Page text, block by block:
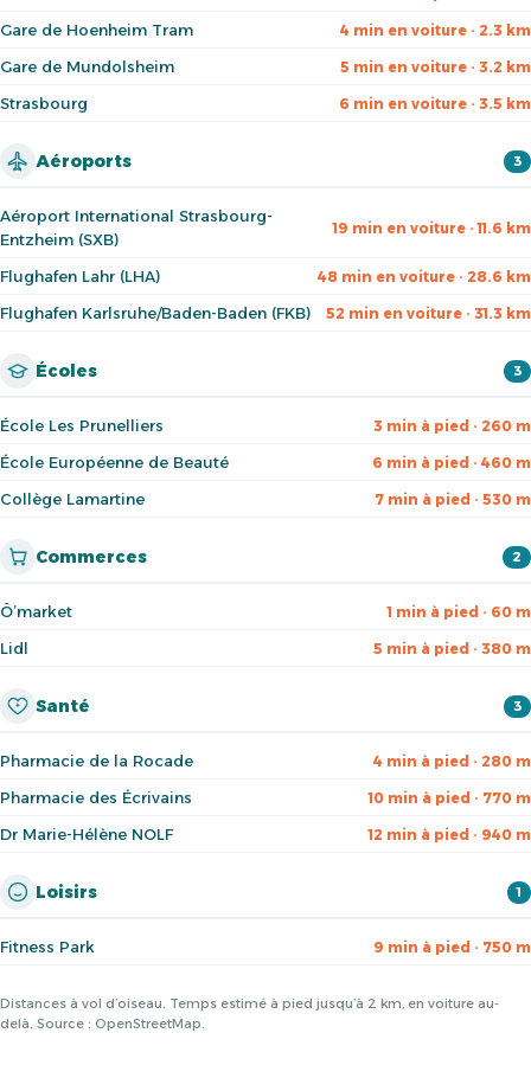
Gare de Hoenheim Tram 4 min en voiture · 2.3 km
Gare de Mundolsheim 5 min en voiture · 3.2 km
Strasbourg 6 min en voiture · 3.5 km
Aéroports 3
Aéroport International Strasbourg-
Entzheim (SXB)
19 min en voiture · 11.6 km
Flughafen Lahr (LHA) 48 min en voiture · 28.6 km
Flughafen Karlsruhe/Baden-Baden (FKB) 52 min en voiture · 31.3 km
Écoles 3
École Les Prunelliers 3 min à pied · 260 m
École Européenne de Beauté 6 min à pied · 460 m
Collège Lamartine 7 min à pied · 530 m
Commerces 2
Ô’market 1 min à pied · 60 m
Lidl 5 min à pied · 380 m
Santé 3
Pharmacie de la Rocade 4 min à pied · 280 m
Pharmacie des Écrivains 10 min à pied · 770 m
Dr Marie-Hélène NOLF 12 min à pied · 940 m
Loisirs 1
Fitness Park 9 min à pied · 750 m
Distances à vol d’oiseau. Temps estimé à pied jusqu’à 2 km, en voiture au-
delà. Source : OpenStreetMap.